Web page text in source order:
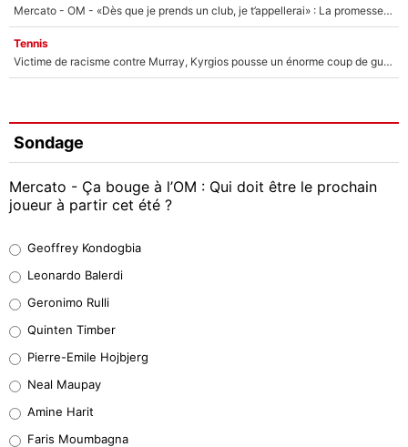
Mercato - OM - «Dès que je prends un club, je t’appellerai» : La promesse de Marcelino au moment de claquer la porte
Tennis
Victime de racisme contre Murray, Kyrgios pousse un énorme coup de gueule !
Sondage
Mercato - Ça bouge à l’OM : Qui doit être le prochain
joueur à partir cet été ?
38%
32%
5%
1%
Geoffrey Kondogbia
Leonardo Balerdi
Geronimo Rulli
Quinten Timber
Pierre-Emile Hojbjerg
Neal Maupay
Amine Harit
Faris Moumbagna